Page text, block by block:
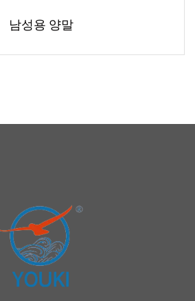
남성용 양말